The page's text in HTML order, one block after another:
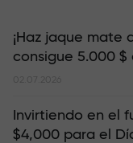
¡Haz jaque mate
consigue 5.000 $
02.07.2026
Invirtiendo en el
$4,000 para el